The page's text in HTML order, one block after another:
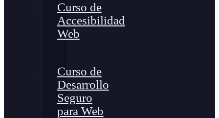
Curso de
Accesibilidad
Web
Curso de
Desarrollo
Seguro
para Web